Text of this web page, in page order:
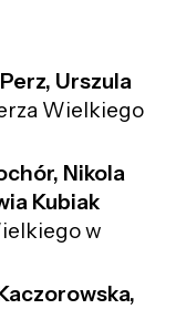
Urszula
Wielkiego
Nikola
Kubiak
w